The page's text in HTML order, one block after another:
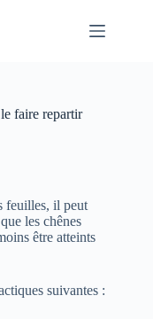
faire repartir
feuilles, il peut
les chênes
être atteints
suivantes :